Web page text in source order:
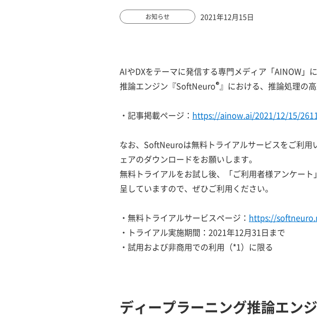
お知らせ 2021年12月15日
AIやDXをテーマに発信する専門メディア「AINOW
推論エンジン『SoftNeuro®』における、推論処理の
・記事掲載ページ： https://ainow.ai/2021/12/15/
なお、SoftNeuroは無料トライアルサービスをご利
ェアのダウンロードをお願いします。
無料トライアルをお試し後、「ご利用者様アンケー
呈していますので、ぜひご利用ください。
・無料トライアルサービスページ： https://
・トライアル実施期間：2021年12月31日まで
・試用および非商用での利用（*1）に限る
ディープラーニング推論エン